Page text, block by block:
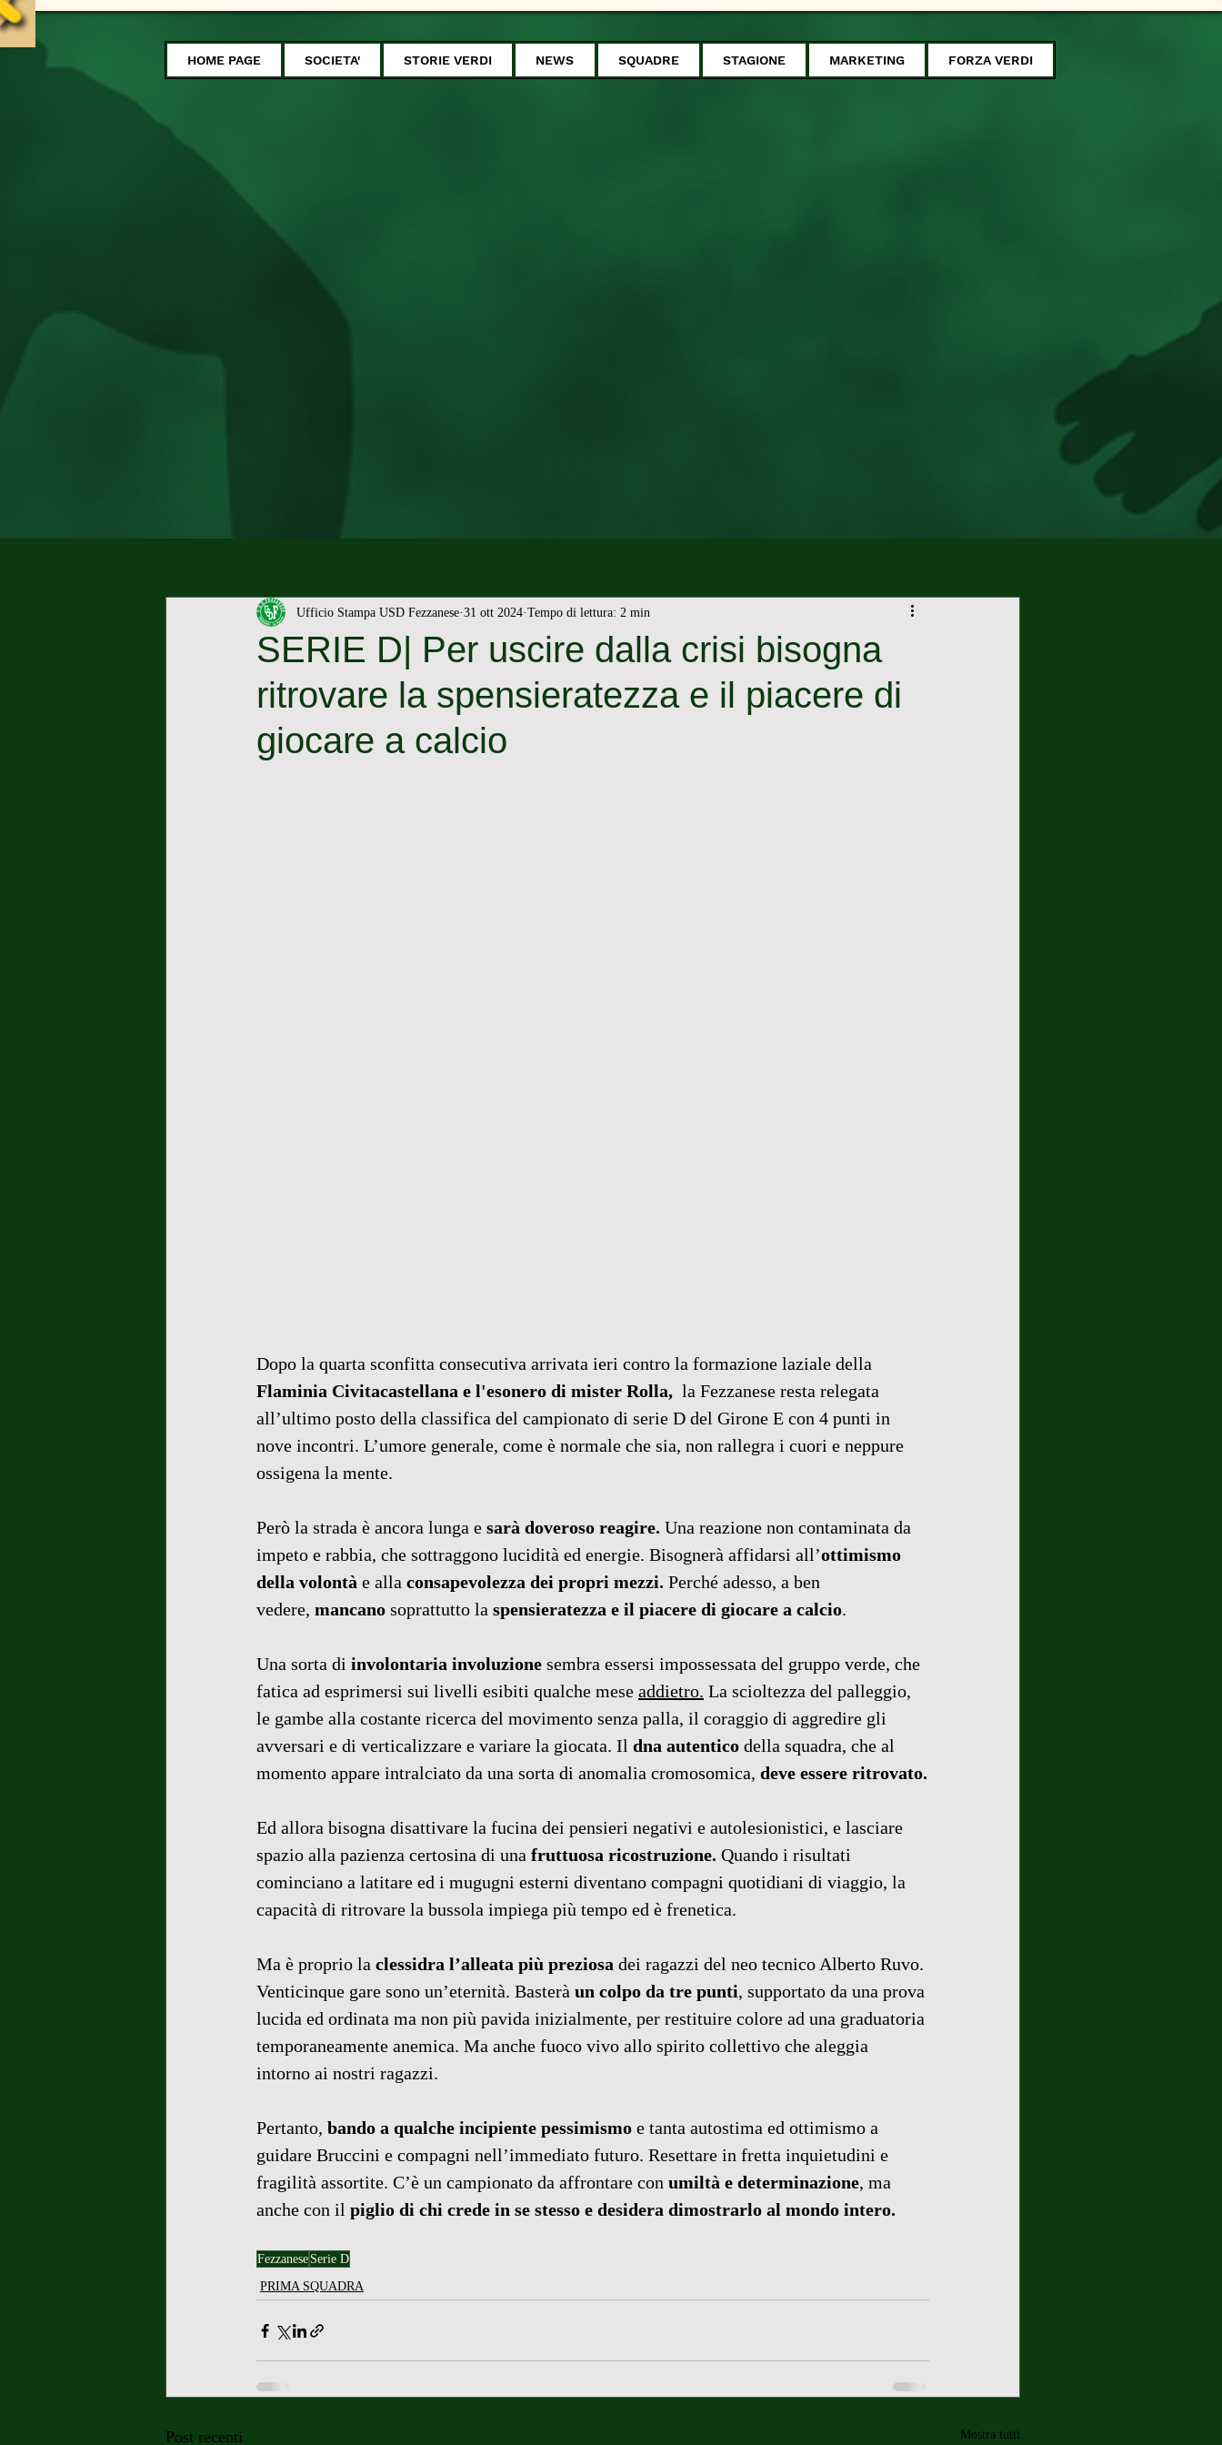
HOME PAGE SOCIETA' STORIE VERDI NEWS SQUADRE STAGIONE MARKETING FORZA VERDI
SERIE D| Per uscire dalla crisi bisogna
ritrovare la spensieratezza e il piacere di
giocare a calcio
Ufficio Stampa USD Fezzanese 31 ott 2024 Tempo di lettura: 2 min
Dopo la quarta sconfitta consecutiva arrivata ieri contro la formazione laziale della
Flaminia Civitacastellana e l'esonero di mister Rolla, la Fezzanese resta relegata
all’ultimo posto della classifica del campionato di serie D del Girone E con 4 punti in
nove incontri. L’umore generale, come è normale che sia, non rallegra i cuori e neppure
ossigena la mente.
Però la strada è ancora lunga e sarà doveroso reagire. Una reazione non contaminata da
impeto e rabbia, che sottraggono lucidità ed energie. Bisognerà affidarsi all’ottimismo
della volontà e alla consapevolezza dei propri mezzi. Perché adesso, a ben
vedere, mancano soprattutto la spensieratezza e il piacere di giocare a calcio.
Una sorta di involontaria involuzione sembra essersi impossessata del gruppo verde, che
fatica ad esprimersi sui livelli esibiti qualche mese addietro. La scioltezza del palleggio,
le gambe alla costante ricerca del movimento senza palla, il coraggio di aggredire gli
avversari e di verticalizzare e variare la giocata. Il dna autentico della squadra, che al
momento appare intralciato da una sorta di anomalia cromosomica, deve essere ritrovato.
Ed allora bisogna disattivare la fucina dei pensieri negativi e autolesionistici, e lasciare
spazio alla pazienza certosina di una fruttuosa ricostruzione. Quando i risultati
cominciano a latitare ed i mugugni esterni diventano compagni quotidiani di viaggio, la
capacità di ritrovare la bussola impiega più tempo ed è frenetica.
Ma è proprio la clessidra l’alleata più preziosa dei ragazzi del neo tecnico Alberto Ruvo.
Venticinque gare sono un’eternità. Basterà un colpo da tre punti, supportato da una prova
lucida ed ordinata ma non più pavida inizialmente, per restituire colore ad una graduatoria
temporaneamente anemica. Ma anche fuoco vivo allo spirito collettivo che aleggia
intorno ai nostri ragazzi.
Pertanto, bando a qualche incipiente pessimismo e tanta autostima ed ottimismo a
guidare Bruccini e compagni nell’immediato futuro. Resettare in fretta inquietudini e
fragilità assortite. C’è un campionato da affrontare con umiltà e determinazione, ma
anche con il piglio di chi crede in se stesso e desidera dimostrarlo al mondo intero.
Fezzanese Serie D
PRIMA SQUADRA
Post recenti Mostra tutti